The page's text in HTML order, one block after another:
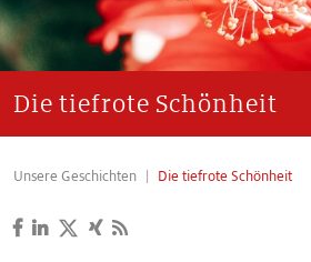
IHRE KARRIERE
Die tiefrote Schönheit
Unsere Geschichten Die tiefrote Schönheit